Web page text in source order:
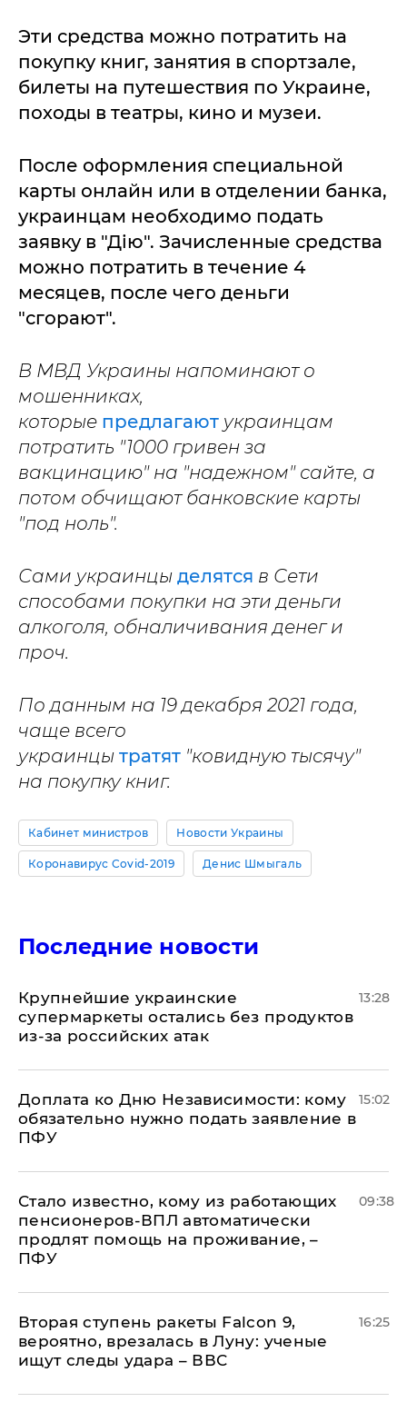
Эти средства можно потратить на
покупку книг, занятия в спортзале,
билеты на путешествия по Украине,
походы в театры, кино и музеи.
После оформления специальной
карты онлайн или в отделении банка,
украинцам необходимо подать
заявку в "Дію". Зачисленные средства
можно потратить в течение 4
месяцев, после чего деньги
"сгорают".
В МВД Украины напоминают о
мошенниках,
которые предлагают украинцам
потратить "1000 гривен за
вакцинацию" на "надежном" сайте, а
потом обчищают банковские карты
"под ноль".
Сами украинцы делятся в Сети
способами покупки на эти деньги
алкоголя, обналичивания денег и
проч.
По данным на 19 декабря 2021 года,
чаще всего
украинцы тратят "ковидную тысячу"
на покупку книг.
Кабинет министров Новости Украины
Коронавирус Covid-2019 Денис Шмыгаль
Последние новости
Крупнейшие украинские
супермаркеты остались без продуктов
из-за российских атак
13:28
Доплата ко Дню Независимости: кому
обязательно нужно подать заявление в
ПФУ
15:02
Стало известно, кому из работающих
пенсионеров-ВПЛ автоматически
продлят помощь на проживание, –
ПФУ
09:38
Вторая ступень ракеты Falcon 9,
вероятно, врезалась в Луну: ученые
ищут следы удара – ВВС
16:25